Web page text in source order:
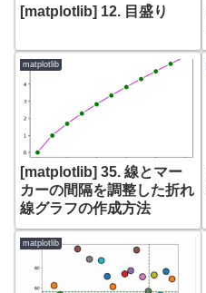
[matplotlib] 12. 目盛り
matplotlib
[matplotlib] 35. 線とマー
カーの間隔を調整した折れ
線グラフの作成方法
matplotlib